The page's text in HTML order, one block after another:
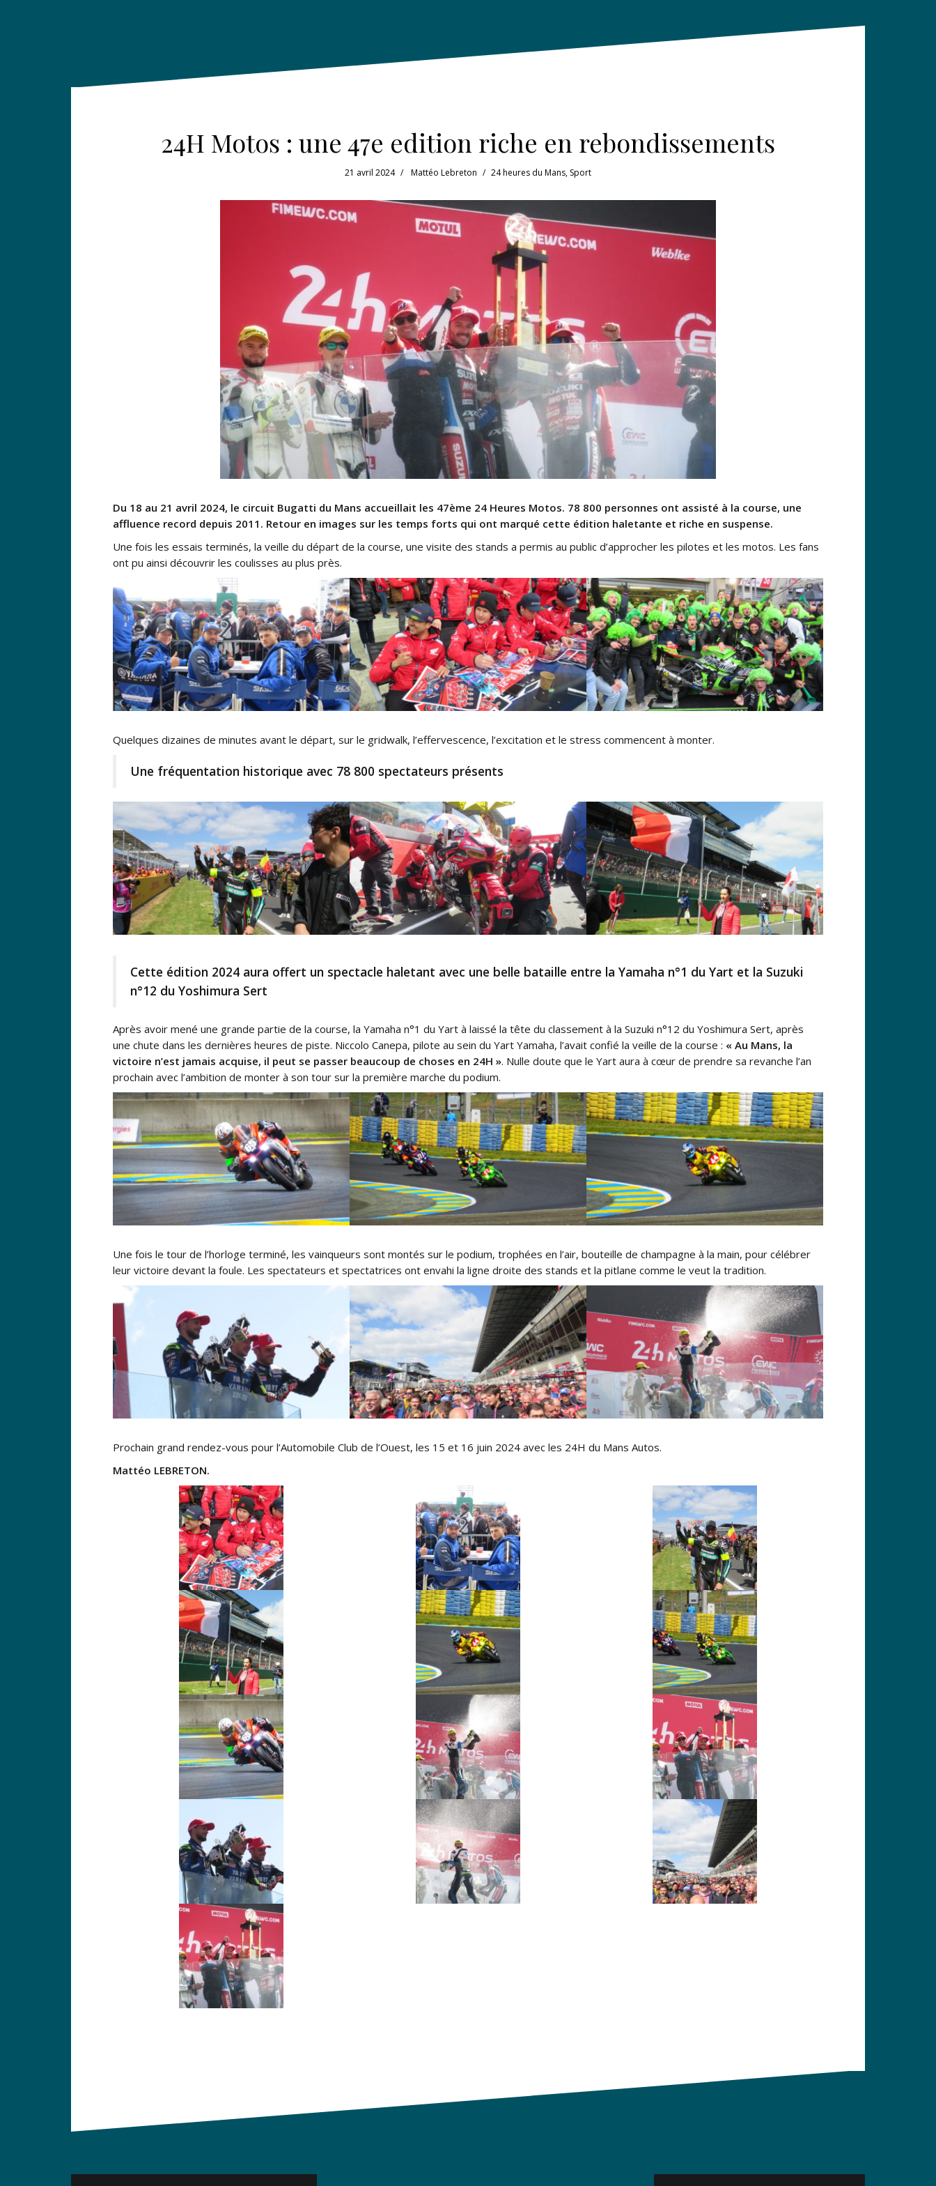
24H Motos : une 47e edition riche en rebondissements
21 avril 2024 Mattéo Lebreton 24 heures du Mans, Sport
Du 18 au 21 avril 2024, le circuit Bugatti du Mans accueillait les 47ème 24 Heures Motos. 78 800 personnes ont assisté à la course, une
affluence record depuis 2011. Retour en images sur les temps forts qui ont marqué cette édition haletante et riche en suspense.
Une fois les essais terminés, la veille du départ de la course, une visite des stands a permis au public d’approcher les pilotes et les motos. Les fans
ont pu ainsi découvrir les coulisses au plus près.
Quelques dizaines de minutes avant le départ, sur le gridwalk, l’effervescence, l’excitation et le stress commencent à monter.
Une fréquentation historique avec 78 800 spectateurs présents
Cette édition 2024 aura offert un spectacle haletant avec une belle bataille entre la Yamaha n°1 du Yart et la Suzuki
n°12 du Yoshimura Sert
Après avoir mené une grande partie de la course, la Yamaha n°1 du Yart à laissé la tête du classement à la Suzuki n°12 du Yoshimura Sert, après
une chute dans les dernières heures de piste. Niccolo Canepa, pilote au sein du Yart Yamaha, l’avait confié la veille de la course : « Au Mans, la
victoire n’est jamais acquise, il peut se passer beaucoup de choses en 24H ». Nulle doute que le Yart aura à cœur de prendre sa revanche l’an
prochain avec l’ambition de monter à son tour sur la première marche du podium.
Une fois le tour de l’horloge terminé, les vainqueurs sont montés sur le podium, trophées en l’air, bouteille de champagne à la main, pour célébrer
leur victoire devant la foule. Les spectateurs et spectatrices ont envahi la ligne droite des stands et la pitlane comme le veut la tradition.
Prochain grand rendez-vous pour l’Automobile Club de l’Ouest, les 15 et 16 juin 2024 avec les 24H du Mans Autos.
Mattéo LEBRETON.